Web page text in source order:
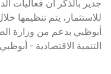
أبوظبي بدعم من وزارة
التنمية الاقتصادية -